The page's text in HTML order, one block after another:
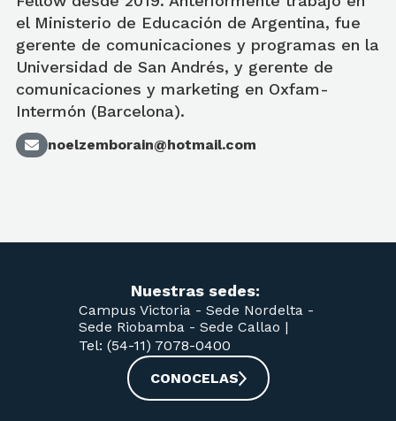
el Ministerio de Educación de Argentina, fue
gerente de comunicaciones y programas en la
Universidad de San Andrés, y gerente de
comunicaciones y marketing en Oxfam-
Intermón (Barcelona).
noelzemborain@hotmail.com
Nuestras sedes:
Campus Victoria - Sede Nordelta -
Sede Riobamba - Sede Callao |
Tel: (54-11) 7078-0400
CONOCELAS